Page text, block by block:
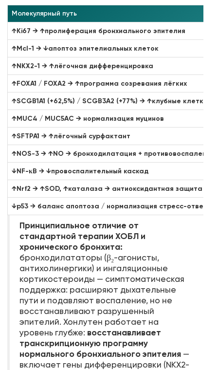
Молекулярный путь
↑Ki67 → ↑пролиферация бронхиального эпителия
↑Mcl-1 → ↓апоптоз эпителиальных клеток
↑NKX2-1 → ↑лёгочная дифференцировка
↑FOXA1 / FOXA2 → ↑программа созревания лёгких
↑SCGB1A1 (+62,5%) / SCGB3A2 (+77%) → ↑клубные клетки
↑MUC4 / MUC5AC → нормализация муцинов
↑SFTPA1 → ↑лёгочный сурфактант
↑NOS-3 → ↑NO → бронходилатация + противовоспаление
↓NF-κB → ↓провоспалительный каскад
↑Nrf2 → ↑SOD, ↑каталаза → антиоксидантная защита
↓p53 → баланс апоптоза / нормализация стресс-ответа
Принципиальное отличие от
стандартной терапии ХОБЛ и
хронического бронхита:
бронходилататоры (β₂-агонисты,
антихолинергики) и ингаляционные
кортикостероиды — симптоматическая
поддержка: расширяют дыхательные
пути и подавляют воспаление, но не
восстанавливают разрушенный
эпителий. Хонлутен работает на
уровень глубже: восстанавливает
транскрипционную программу
нормального бронхиального эпителия —
включает гены дифференцировки (NKX2-